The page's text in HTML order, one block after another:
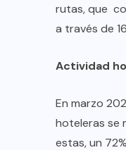
rutas, que
a través de
Actividad
En marzo
hoteleras se
estas, un